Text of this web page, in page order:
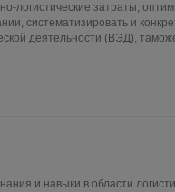
логистические затраты,
систематизировать и
деятельности (ВЭД),
и навыки в области